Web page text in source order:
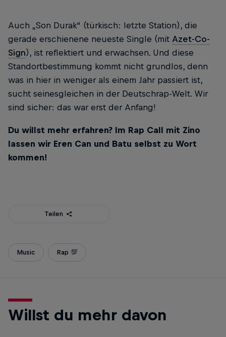
Auch „Son Durak“ (türkisch: letzte Station), die
gerade erschienene neueste Single (mit Azet-Co-
Sign), ist reflektiert und erwachsen. Und diese
Standortbestimmung kommt nicht grundlos, denn
was in hier in weniger als einem Jahr passiert ist,
sucht seinesgleichen in der Deutschrap-Welt. Wir
sind sicher: das war erst der Anfang!
Du willst mehr erfahren? Im Rap Call mit Zino
lassen wir Eren Can und Batu selbst zu Wort
kommen!
Teilen
Music Rap 💯
Willst du mehr davon